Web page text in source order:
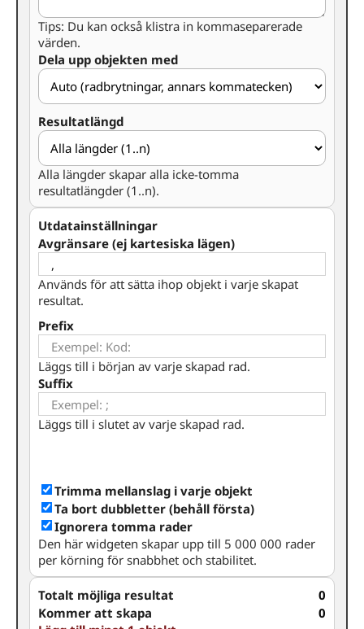
Tips: Du kan också klistra in kommaseparerade
värden.
Dela upp objekten med
Resultatlängd
Alla längder skapar alla icke-tomma
resultatlängder (1..n).
Utdatainställningar
Avgränsare (ej kartesiska lägen)
Används för att sätta ihop objekt i varje skapat
resultat.
Prefix
Läggs till i början av varje skapad rad.
Suffix
Läggs till i slutet av varje skapad rad.
Trimma mellanslag i varje objekt
Ta bort dubbletter (behåll första)
Ignorera tomma rader
Den här widgeten skapar upp till 5 000 000 rader
per körning för snabbhet och stabilitet.
Totalt möjliga resultat
0
Kommer att skapa
0